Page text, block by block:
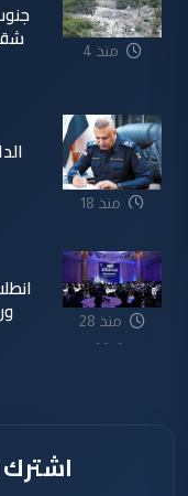
منذ 4
منذ 18
منذ 28
دقيقة
اشترك